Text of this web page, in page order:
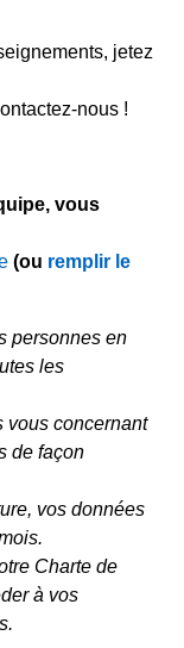
jetez
nous !
vous
(ou remplir le
personnes en
les
vous concernant
de façon
vos données
Charte de
à vos